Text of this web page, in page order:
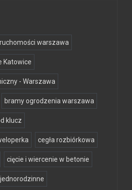
warszawa
Katowice
- Warszawa
bramy ogrodzenia warszawa
klucz
cegła rozbiórkowa
cięcie i wiercenie w betonie